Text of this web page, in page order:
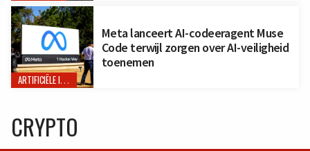
ARTIFICIËLE INTELLIGENTIE
Meta lanceert AI-codeeragent Muse
Code terwijl zorgen over AI-veiligheid
toenemen
CRYPTO